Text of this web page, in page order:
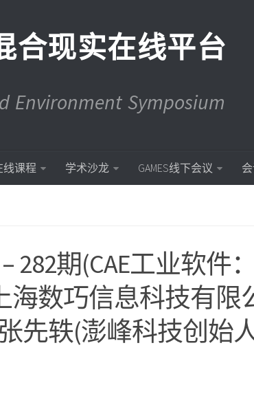
合现实在线平台
Environment Symposium
线课程 学术沙龙 GAMES线下会议
– 282期(CAE工业软
海数巧信息科技有限
先轶(澎峰科技创始